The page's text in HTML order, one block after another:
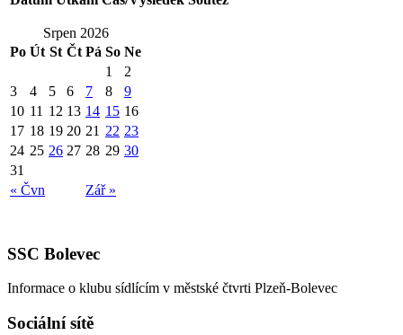
Srpen 2026
Po Út St Čt Pá So Ne
« Čvn Zář »
1
2
3
4 5 6 7 8
9
10 11 12 13 14 15 16
17 18 19 20 21 22 23
24 25 26 27 28 29 30
31
SSC Bolevec
Informace o klubu sídlícím v městské čtvrti Plzeň-Bolevec
Sociální sítě